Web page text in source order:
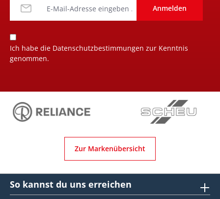
Anmelden
Ich habe die Datenschutzbestimmungen zur Kenntnis
genommen.
Zur Markenübersicht
So kannst du uns erreichen